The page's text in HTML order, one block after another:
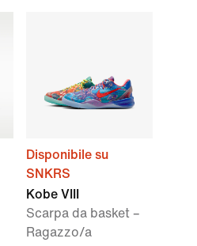
Disponibile su
SNKRS
Kobe VIII
Scarpa da basket –
Ragazzo/a